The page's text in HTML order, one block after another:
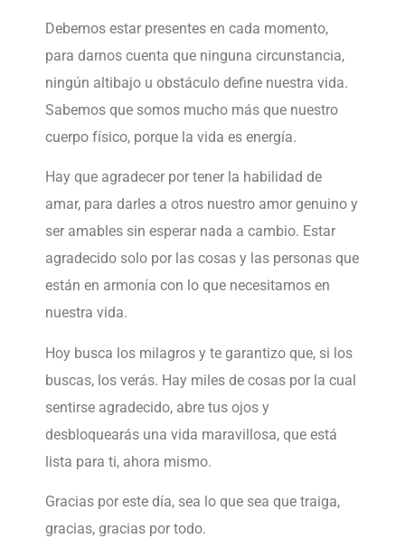
Debemos estar presentes en cada momento,
para darnos cuenta que ninguna circunstancia,
ningún altibajo u obstáculo define nuestra vida.
Sabemos que somos mucho más que nuestro
cuerpo físico, porque la vida es energía.
Hay que agradecer por tener la habilidad de
amar, para darles a otros nuestro amor genuino y
ser amables sin esperar nada a cambio. Estar
agradecido solo por las cosas y las personas que
están en armonía con lo que necesitamos en
nuestra vida.
Hoy busca los milagros y te garantizo que, si los
buscas, los verás. Hay miles de cosas por la cual
sentirse agradecido, abre tus ojos y
desbloquearás una vida maravillosa, que está
lista para ti, ahora mismo.
Gracias por este día, sea lo que sea que traiga,
gracias, gracias por todo.